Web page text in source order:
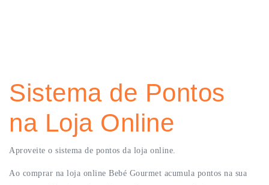
Sistema de Pontos
na Loja Online
Aproveite o sistema de pontos da loja online.
Ao comprar na loja online Bebé Gourmet acumula pontos na sua